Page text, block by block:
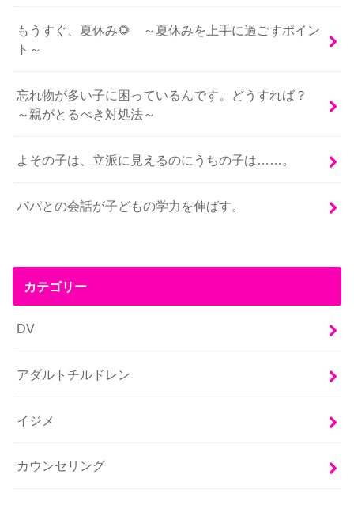
もうすぐ、夏休み🌻 ～夏休みを上手に過ごすポイン
ト～
忘れ物が多い子に困っているんです。どうすれば？
～親がとるべき対処法～
よその子は、立派に見えるのにうちの子は……。
パパとの会話が子どもの学力を伸ばす。
カテゴリー
DV
アダルトチルドレン
イジメ
カウンセリング